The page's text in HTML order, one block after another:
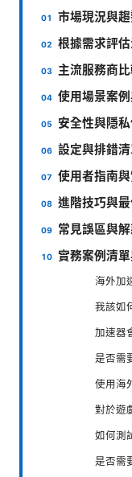
市場現況與
根據需求評
主流服務商
使用場景案
安全性與隱
設定與排錯
使用者指南與
進階技巧與
常見誤區與
實務案例清
海外加
我該如
加速器
是否需
使用海
對於遊
如何測
是否需